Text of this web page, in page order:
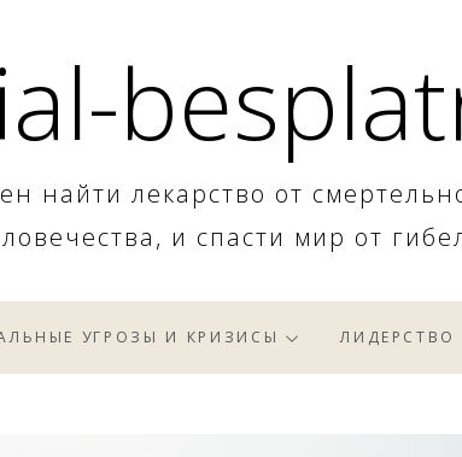
найти лекарство от
и спасти мир от
УГРОЗЫ И КРИЗИСЫ